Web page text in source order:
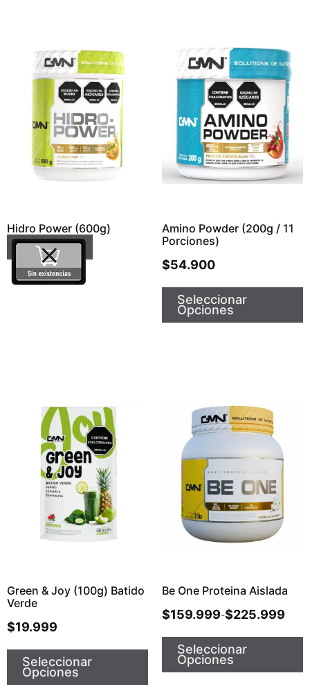
Hidro Power (600g)
Leer Más
Amino Powder (200g / 11
Porciones)
$54.900
Seleccionar
Opciones
Green & Joy (100g) Batido
Verde
$19.999
Seleccionar
Opciones
Be One Proteina Aislada
$159.999-$225.999
Seleccionar
Opciones